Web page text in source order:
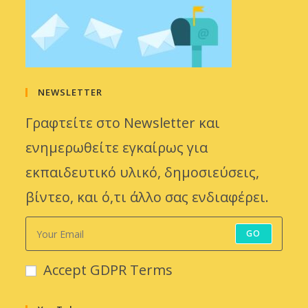
NEWSLETTER
Γραφτείτε στο Newsletter και
ενημερωθείτε εγκαίρως για
εκπαιδευτικό υλικό, δημοσιεύσεις,
βίντεο, και ό,τι άλλο σας ενδιαφέρει.
GO
Accept GDPR Terms